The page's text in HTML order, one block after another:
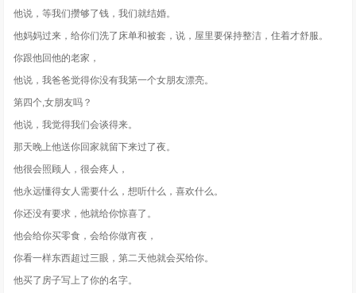
他说，等我们攒够了钱，我们就结婚。
他妈妈过来，给你们洗了床单和被套，说，屋里要保持整洁，住着才舒服。
你跟他回他的老家，
他说，我爸爸觉得你没有我第一个女朋友漂亮。
第四个,女朋友吗？
他说，我觉得我们会谈得来。
那天晚上他送你回家就留下来过了夜。
他很会照顾人，很会疼人，
他永远懂得女人需要什么，想听什么，喜欢什么。
你还没有要求，他就给你惊喜了。
他会给你买零食，会给你做宵夜，
你看一样东西超过三眼，第二天他就会买给你。
他买了房子写上了你的名字。